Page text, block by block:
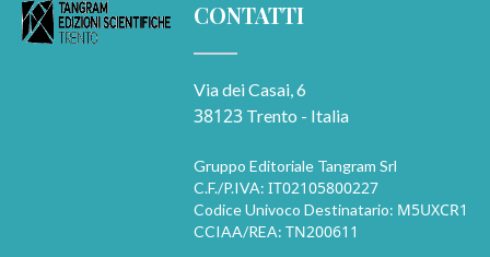
CONTATTI
Via dei Casai, 6
38123 Trento - Italia
Gruppo Editoriale Tangram Srl
C.F./P.IVA: IT02105800227
Codice Univoco Destinatario: M5UXCR1
CCIAA/REA: TN200611